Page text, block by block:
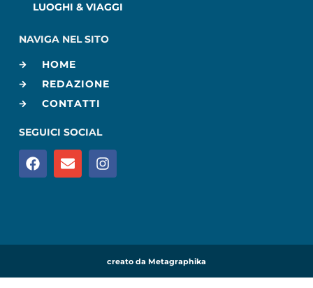
LUOGHI & VIAGGI
NAVIGA NEL SITO
HOME
REDAZIONE
CONTATTI
SEGUICI SOCIAL
creato da Metagraphika